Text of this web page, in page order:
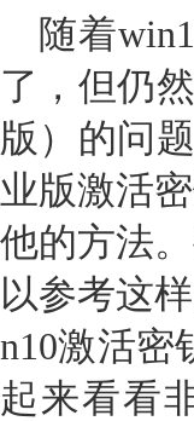
随着
了，但仍
版）的问
业版激活
他的方法
以参考这
n10激活密
起来看看